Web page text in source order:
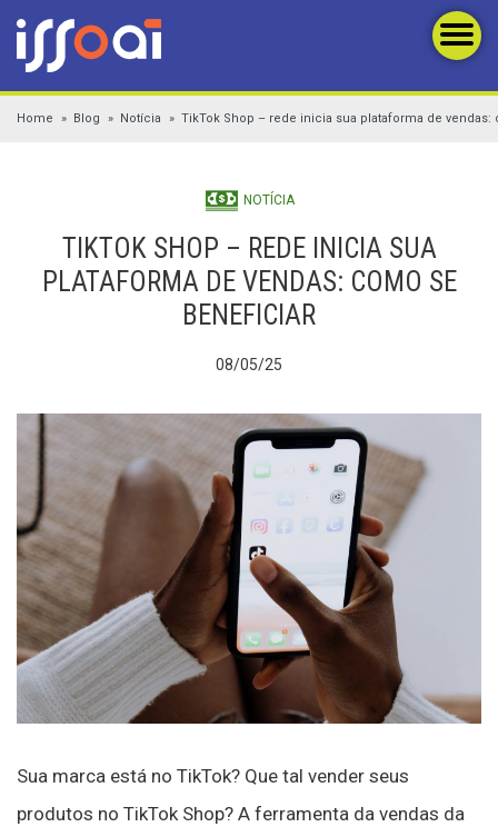
Home Blog Notícia TikTok Shop – rede inicia sua plataforma de
NOTÍCIA
TIKTOK SHOP – REDE INICIA SUA
PLATAFORMA DE VENDAS: COMO SE
BENEFICIAR
08/05/25
Sua marca está no TikTok? Que tal vender seus
produtos no TikTok Shop? A ferramenta da vendas da